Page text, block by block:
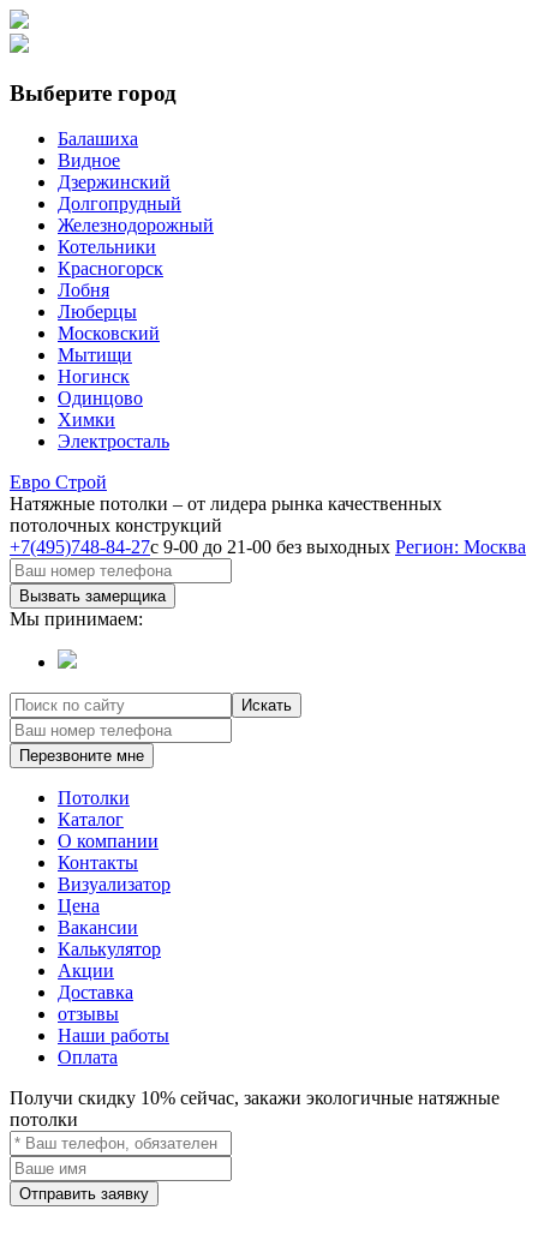
Выберите город
Балашиха
Видное
Дзержинский
Долгопрудный
Железнодорожный
Котельники
Красногорск
Лобня
Люберцы
Московский
Мытищи
Ногинск
Одинцово
Химки
Электросталь
Евро Строй
Натяжные потолки – от лидера рынка качественных
потолочных конструкций
+7(495)748-84-27с 9-00 до 21-00 без выходных Регион: Москва
Вызвать замерщика
Мы принимаем:
Искать
Перезвоните мне
Потолки
Каталог
О компании
Контакты
Визуализатор
Цена
Вакансии
Калькулятор
Акции
Доставка
отзывы
Наши работы
Оплата
Получи скидку 10% сейчас, закажи экологичные натяжные
потолки
Отправить заявку